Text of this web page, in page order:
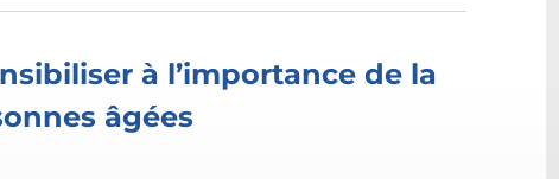
à l’importance de la
âgées